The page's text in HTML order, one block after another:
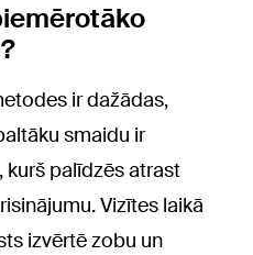
ir dažādas,
smaidu ir
palīdzēs atrast
Vizītes laikā
izvērtē zobu un